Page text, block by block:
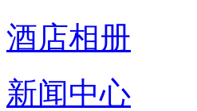
酒店相册
新闻中心